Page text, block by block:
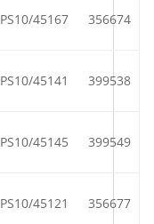
PS10/45167 356674
PS10/45141 399538
PS10/45145 399549
PS10/45121 356677